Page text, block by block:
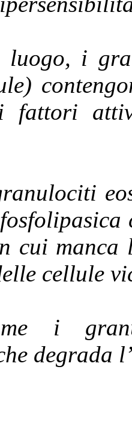
luogo, i
fattori
cui manca
cellule
i
degrada